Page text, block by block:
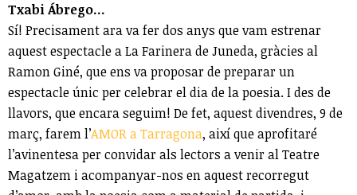
Txabi Ábrego...
Sí! Precisament ara va fer dos anys que vam estrenar
aquest espectacle a La Farinera de Juneda, gràcies al
Ramon Giné, que ens va proposar de preparar un
espectacle únic per celebrar el dia de la poesia. I des de
llavors, que encara seguim! De fet, aquest divendres, 9 de
març, farem l’AMOR a Tarragona, així que aprofitaré
l’avinentesa per convidar als lectors a venir al Teatre
Magatzem i acompanyar-nos en aquest recorregut